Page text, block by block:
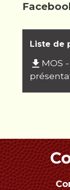
Liste de
file_download MOS